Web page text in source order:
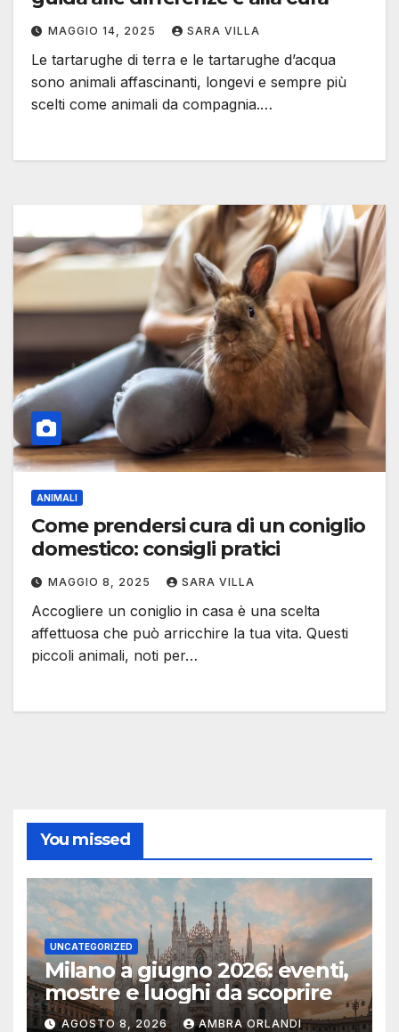
MAGGIO 14, 2025 SARA VILLA
Le tartarughe di terra e le tartarughe d’acqua
sono animali affascinanti, longevi e sempre più
scelti come animali da compagnia.…
ANIMALI
Come prendersi cura di un coniglio
domestico: consigli pratici
MAGGIO 8, 2025 SARA VILLA
Accogliere un coniglio in casa è una scelta
affettuosa che può arricchire la tua vita. Questi
piccoli animali, noti per…
You missed
UNCATEGORIZED
Milano a giugno 2026: eventi,
mostre e luoghi da scoprire
AGOSTO 8, 2026 AMBRA ORLANDI